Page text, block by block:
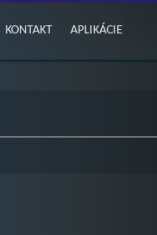
KONTAKT APLIKÁCIE